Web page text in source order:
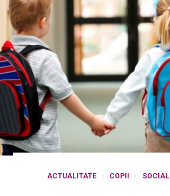
ACTUALITATE COPII SOCIAL